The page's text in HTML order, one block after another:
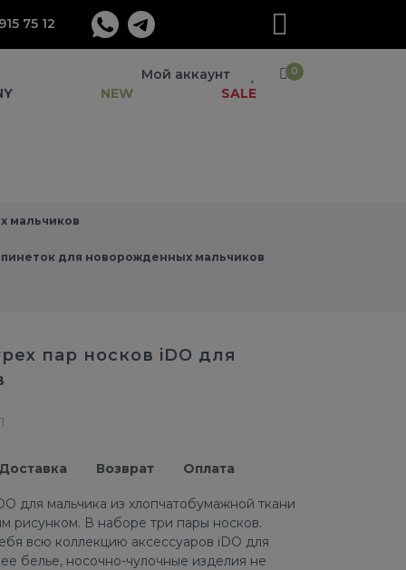
75 12
Мой аккаунт 0
NEW SALE
мальчиков
для новорожденных мальчиков
пар носков iDO для
Доставка Возврат Оплата
для мальчика из хлопчатобумажной ткани
рисунком. В наборе три пары носков.
всю коллекцию аксессуаров iDO для
белье, носочно-чулочные изделия не